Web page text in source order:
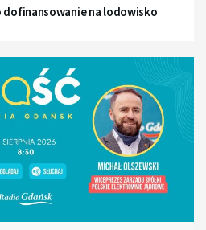
dofinansowanie na lodowisko